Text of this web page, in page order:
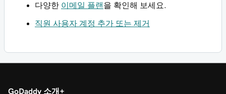
다양한 이메일 플랜 을 확인해 보세요.
직원 사용자 계정 추가 또는 제거
GoDaddy 소개